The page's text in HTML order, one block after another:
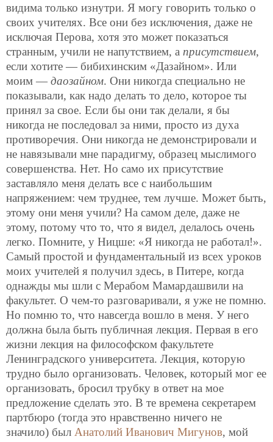
видима только изнутри. Я могу говорить только о
своих учителях. Все они без исключения, даже не
исключая Перова, хотя это может показаться
странным, учили не напутствием, а присутствием,
если хотите — бибихинским «Дазайном». Или
моим — даозайном. Они никогда специально не
показывали, как надо делать то дело, которое ты
принял за свое. Если бы они так делали, я бы
никогда не последовал за ними, просто из духа
противоречия. Они никогда не демонстрировали и
не навязывали мне парадигму, образец мыслимого
совершенства. Нет. Но само их присутствие
заставляло меня делать все с наибольшим
напряжением: чем труднее, тем лучше. Может быть,
этому они меня учили? На самом деле, даже не
этому, потому что то, что я видел, делалось очень
легко. Помните, у Ницше: «Я никогда не работал!».
Самый простой и фундаментальный из всех уроков
моих учителей я получил здесь, в Питере, когда
однажды мы шли с Мерабом Мамардашвили на
факультет. О чем-то разговаривали, я уже не помню.
Но помню то, что навсегда вошло в меня. Унего
должна была быть публичная лекция. Первая в его
жизни лекция на философском факультете
Ленинградского университета. Лекция, которую
трудно было организовать. Человек, который мог ее
организовать, бросил трубку в ответ на мое
предложение сделать это. В те времена секретарем
партбюро (тогда это нравственно ничего не
значило) был Анатолий Иванович Мигунов, мой